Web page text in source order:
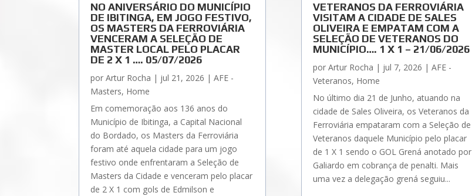
NO ANIVERSÁRIO DO MUNICÍPIO
DE IBITINGA, EM JOGO FESTIVO,
OS MASTERS DA FERROVIÁRIA
VENCERAM A SELEÇÃO DE
MASTER LOCAL PELO PLACAR
DE 2 X 1 …. 05/07/2026
porArtur Rocha | jul 21, 2026 |AFE -
Masters, Home
Em comemoração aos 136 anos do
Município de Ibitinga, a Capital Nacional
do Bordado, os Masters da Ferroviária
foram até aquela cidade para um jogo
festivo onde enfrentaram a Seleção de
Masters da Cidade e venceram pelo placar
de 2 X 1 com gols de Edmilson e
VETERANOS DA FERROVIÁRIA
VISITAM A CIDADE DE SALES
OLIVEIRA E EMPATAM COM A
SELEÇÃO DE VETERANOS DO
MUNICÍPIO…. 1 X 1 – 21/06/2026
por Artur Rocha | jul 7, 2026 | AFE -
Veteranos, Home
No último dia 21 de Junho, atuando na
cidade de Sales Oliveira, os Veteranos da
Ferroviária empataram com a Seleção de
Veteranos daquele Município pelo placar
de 1 X 1 sendo o GOL Grená anotado por
Galiardo em cobrança de penalti. Mais
uma vez a delegação grená seguiu...